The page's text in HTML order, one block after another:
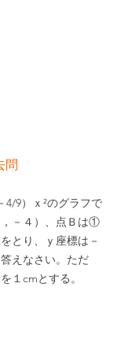
問
9）ｘ²のグラフで
－４）、点Ｂは①
とり、ｙ座標は－
えなさい。ただ
１cmとする。